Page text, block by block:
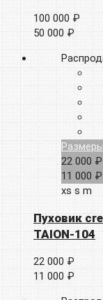
100 000 ₽
50 000 ₽
Размеры
22 000 ₽
11 000 ₽
xs s m
Пуховик
TAION-104
22 000 ₽
11 000 ₽